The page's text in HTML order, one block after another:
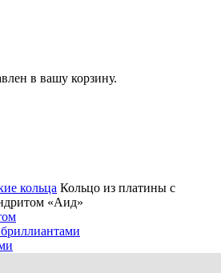
в вашу корзину.
кольца Кольцо из платины с
«Аид»